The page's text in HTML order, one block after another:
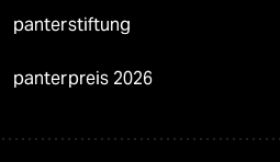
panterstiftung
panterpreis 2026